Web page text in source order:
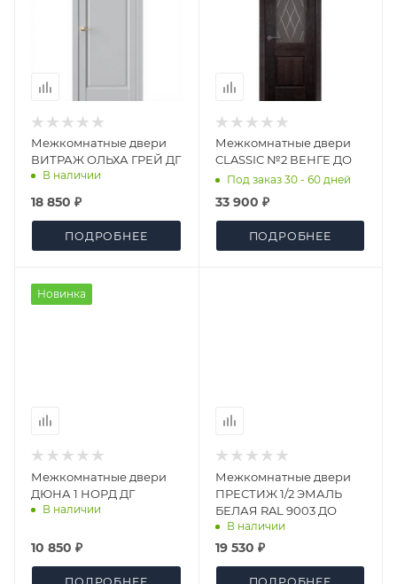
Межкомнатные двери
ВИТРАЖ ОЛЬХА ГРЕЙ ДГ
В наличии
18 850 ₽
ПОДРОБНЕЕ
Межкомнатные двери
CLASSIC №2 ВЕНГЕ ДО
Под заказ 30 - 60 дней
33 900 ₽
ПОДРОБНЕЕ
Новинка
Межкомнатные двери
ДЮНА 1 НОРД ДГ
В наличии
10 850 ₽
ПОДРОБНЕЕ
Межкомнатные двери
ПРЕСТИЖ 1/2 ЭМАЛЬ
БЕЛАЯ RAL 9003 ДО
В наличии
19 530 ₽
ПОДРОБНЕЕ